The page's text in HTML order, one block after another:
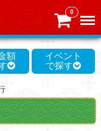
0 Menu
額 イベント